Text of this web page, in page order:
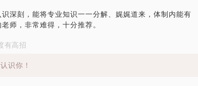
深刻，能将专业知识一一分解、娓娓道来，体制内能有
师，非常难得，十分推荐。
有高招
识你！